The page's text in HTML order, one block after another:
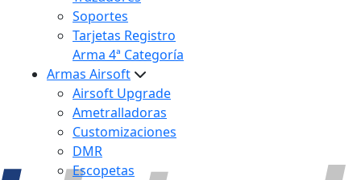
Soportes
Tarjetas Registro
Arma 4ª Categoría
Armas Airsoft
Airsoft Upgrade
Ametralladoras
Customizaciones
DMR
Escopetas